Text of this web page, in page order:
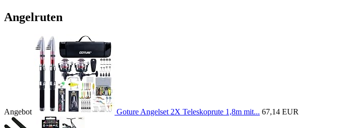
Angelruten
Angebot Goture Angelset 2X Teleskoprute 1,8m mit... 67,14 EUR